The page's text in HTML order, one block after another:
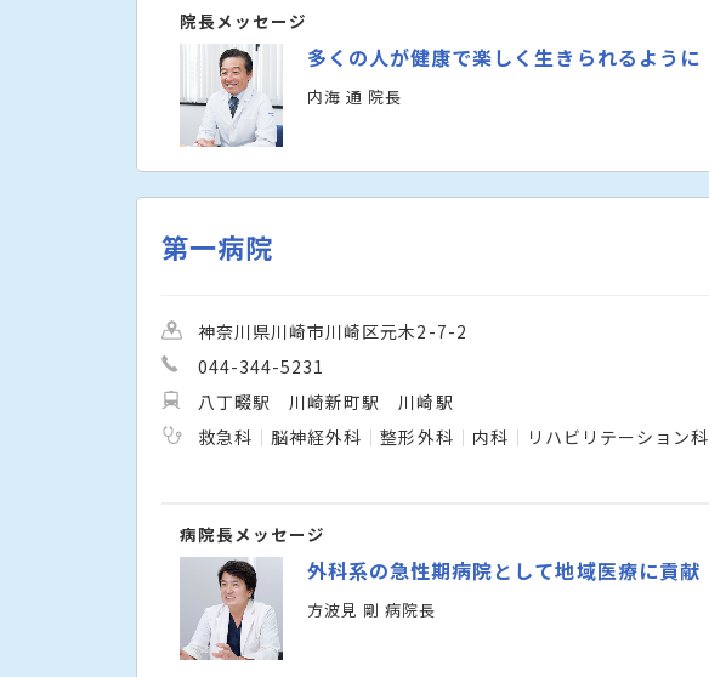
院長メッセージ
多くの人が健康で楽しく生きられるように
内海 通 院長
第一病院
神奈川県川崎市川崎区元木2-7-2
044-344-5231
八丁畷駅川崎新町駅川崎駅
救急科
脳神経外科 整形外科 内科 リハビリテーション科
病院長メッセージ
外科系の急性期病院として地域医療に貢献
方波見 剛 病院長